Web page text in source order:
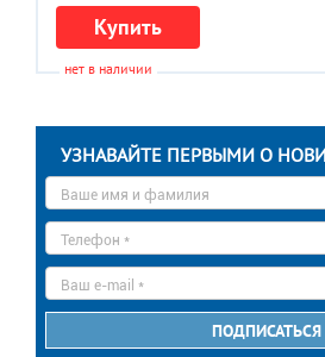
Купить
нет в наличии
УЗНАВАЙТЕ ПЕРВЫМИ О
имя
*
mail
*
ПОДПИСАТЬСЯ